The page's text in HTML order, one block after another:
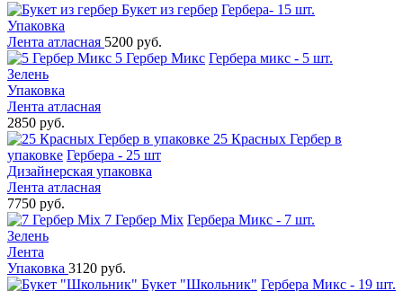
Букет из гербер Гербера- 15 шт.
Упаковка
Лента атласная 5200 руб.
5 Гербер Микс Гербера микс - 5 шт.
Зелень
Упаковка
Лента атласная
2850 руб.
25 Красных Гербер в
упаковке Гербера - 25 шт
Дизайнерская упаковка
Лента атласная
7750 руб.
7 Гербер Mix Гербера Микс - 7 шт.
Зелень
Лента
Упаковка 3120 руб.
Букет "Школьник" Гербера Микс - 19 шт.